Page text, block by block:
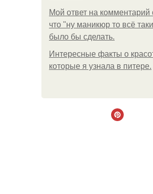
Мой ответ на комментарий
что "ну маникюр то всё
было бы сделать.
Интересные факты о
которые я узнала в питере.